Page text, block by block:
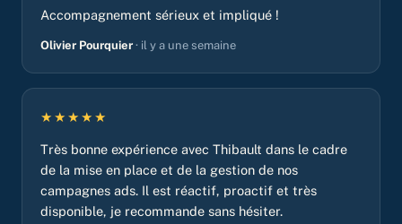
Accompagnement sérieux et impliqué !
Olivier Pourquier · il y a une semaine
★★★★★
Très bonne expérience avec Thibault dans le cadre
de la mise en place et de la gestion de nos
campagnes ads. Il est réactif, proactif et très
disponible, je recommande sans hésiter.